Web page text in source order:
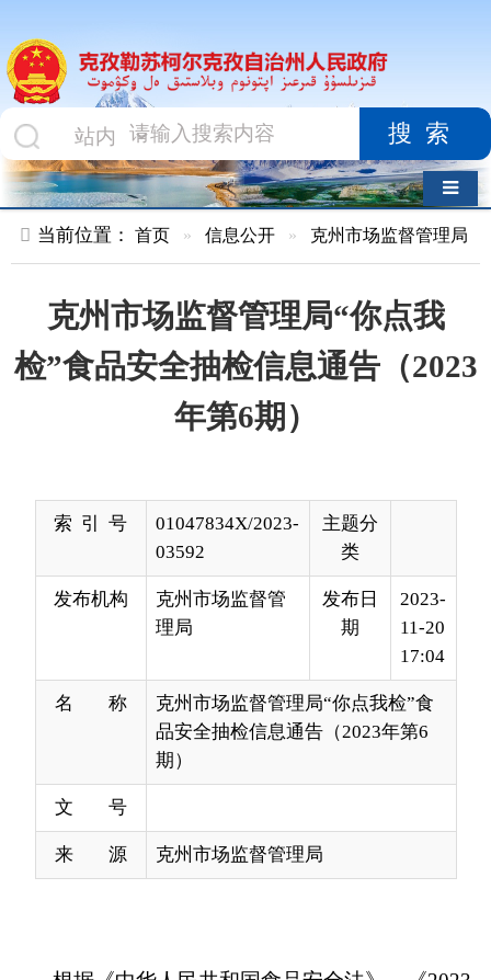
搜索
当前位置： 首页 信息公开 » 克州市场监督管理局 » 食品药品
克州市场监督管理局“你点我
检”食品安全抽检信息通告（2023
年第6期）
01047834X/2023- 主题分
发布机构 克州市场监督管
理局
发布日
期
2023-
11-20
17:04
名 称 克州市场监督管理局“你点我检”食
品安全抽检信息通告（2023年第6
期）
来 源 克州市场监督管理局
根据《中华人民共和国食品安全法》、《2023
年自治区市场监管系统食品安全抽检监测计划》等